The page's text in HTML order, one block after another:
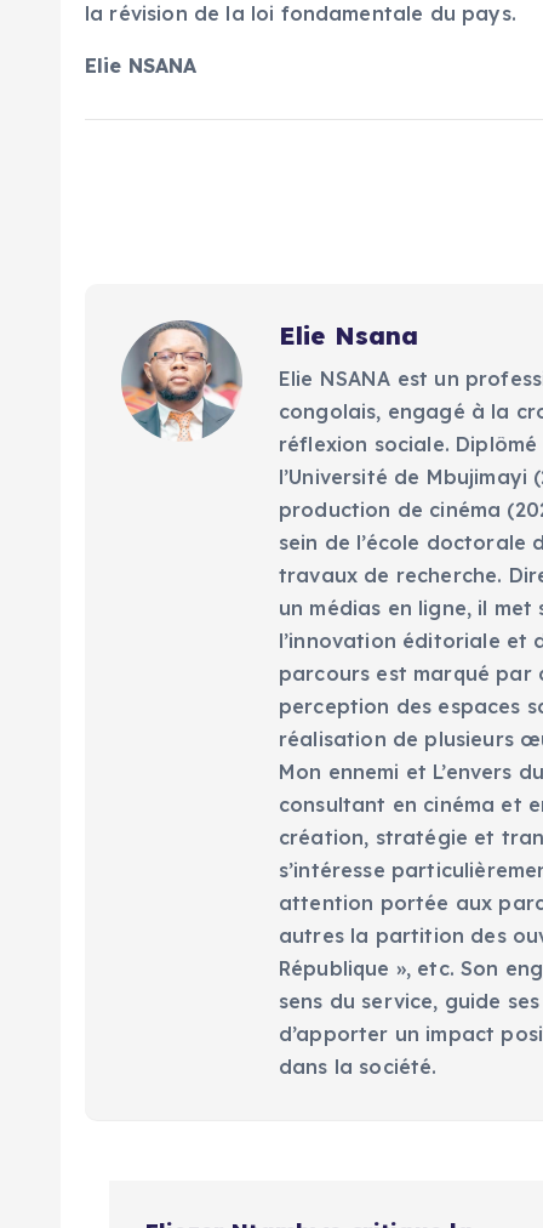
la révision de la loi fondamentale du pays.
Elie NSANA
Elie Nsana
Elie NSANA est un
congolais, engagé à la
réflexion sociale.
l’Université de
production de cinéma
sein de l’école doctorale
travaux de recherche.
un médias en ligne, il
l’innovation éditoriale et
parcours est marqué par
perception des espaces
réalisation de plusieurs
Mon ennemi et L’envers
consultant en cinéma et
création, stratégie et
s’intéresse
attention portée aux
autres la partition des
République », etc. Son
sens du service, guide
d’apporter un impact
dans la société.
N